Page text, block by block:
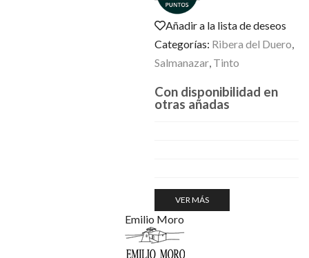
Añadir a la lista de deseos
Categorías: Ribera del Duero,
Salmanazar, Tinto
Con disponibilidad en
otras añadas
VER MÁS
Emilio Moro